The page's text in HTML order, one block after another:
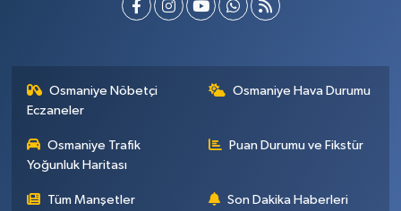
Osmaniye Nöbetçi
Eczaneler
Osmaniye Hava Durumu
Osmaniye Trafik
Yoğunluk Haritası
Puan Durumu ve Fikstür
Tüm Manşetler Son Dakika Haberleri